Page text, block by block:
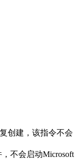
创建，该指令不会
不会启动Microsoft